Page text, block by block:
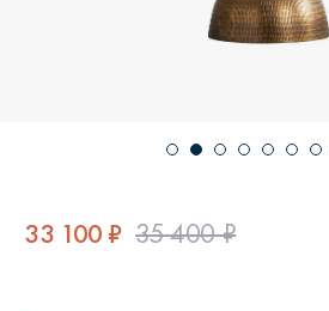
33 100 ₽ 35 400 ₽